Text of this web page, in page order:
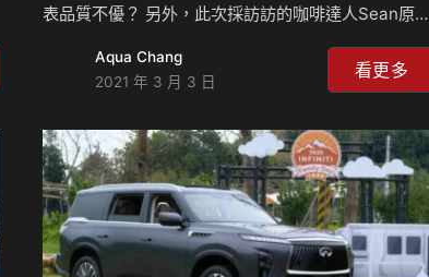
表品質不優？ 另外，此次採訪訪的咖啡達人Sean原本
斜槓，一頭栽進咖啡的奇幻世界，為什麼？來聽聽他怎
Aqua Chang
2021 年 3 月 3 日
看更多